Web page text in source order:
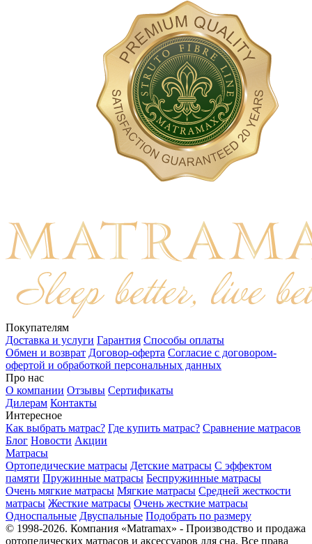
Покупателям
Доставка и услуги Гарантия Способы оплаты
Обмен и возврат Договор-оферта Согласие с договором-
офертой и обработкой персональных данных
Про нас
О компании Отзывы Сертификаты
Дилерам Контакты
Интересное
Как выбрать матрас? Где купить матрас? Сравнение матрасов
Блог Новости Акции
Матрасы
Ортопедические матрасы Детские матрасы С эффектом
памяти Пружинные матрасы Беспружинные матрасы
Очень мягкие матрасы Мягкие матрасы Средней жесткости
матрасы Жесткие матрасы Очень жесткие матрасы
Односпальные Двуспальные Подобрать по размеру
© 1998-2026. Компания «Matramax» - Производство и продажа
ортопедических матрасов и аксессуаров для сна. Все права